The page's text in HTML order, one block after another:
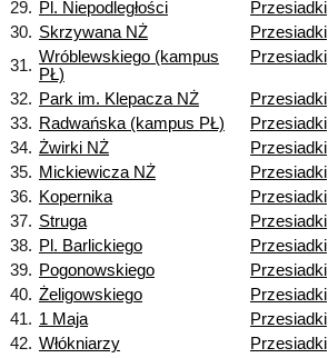
29. Pl. Niepodległości
Przesiadki
30. Skrzywana NŻ
Przesiadki
31. Wróblewskiego (kampus
PŁ)
Przesiadki
32. Park im. Klepacza NŻ
Przesiadki
33. Radwańska (kampus PŁ)
Przesiadki
34. Żwirki NŻ
Przesiadki
35. Mickiewicza NŻ
Przesiadki
36. Kopernika
Przesiadki
37. Struga
Przesiadki
38. Pl. Barlickiego
Przesiadki
39. Pogonowskiego
Przesiadki
40. Żeligowskiego
Przesiadki
41. 1 Maja
Przesiadki
42. Włókniarzy
Przesiadki